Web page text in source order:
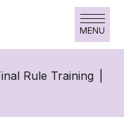
MENU
Rule Training